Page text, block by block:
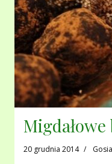
20 grudnia 2014 Gosia